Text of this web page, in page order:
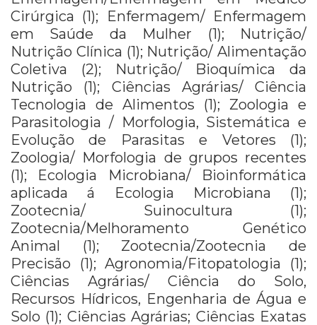
Cirúrgica (1); Enfermagem/ Enfermagem
em Saúde da Mulher (1); Nutrição/
Nutrição Clínica (1); Nutrição/ Alimentação
Coletiva (2); Nutrição/ Bioquímica da
Nutrição (1); Ciências Agrárias/ Ciência
Tecnologia de Alimentos (1); Zoologia e
Parasitologia / Morfologia, Sistemática e
Evolução de Parasitas e Vetores (1);
Zoologia/ Morfologia de grupos recentes
(1); Ecologia Microbiana/ Bioinformática
aplicada á Ecologia Microbiana (1);
Zootecnia/ Suinocultura (1);
Zootecnia/Melhoramento Genético
Animal (1); Zootecnia/Zootecnia de
Precisão (1); Agronomia/Fitopatologia (1);
Ciências Agrárias/ Ciência do Solo,
Recursos Hídricos, Engenharia de Água e
Solo (1); Ciências Agrárias; Ciências Exatas